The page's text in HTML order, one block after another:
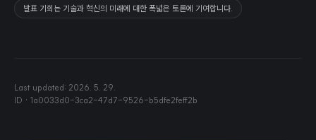
발표 기회는 기술과 혁신의 미래에 대한 폭넓은 토론에 기여합니다.
Last updated: 2026. 5. 29.
ID · 1a0033d0-3ca2-47d7-9526-b5dfe2feff2b